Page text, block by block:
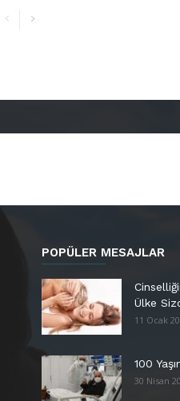
POPÜLER MESAJLAR
Ülke
11 Ocak
100
30 Nisan